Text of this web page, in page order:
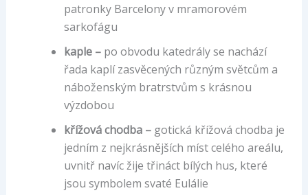
patronky Barcelony v mramorovém
sarkofágu
kaple – po obvodu katedrály se nachází
řada kaplí zasvěcených různým světcům a
náboženským bratrstvům s krásnou
výzdobou
křížová chodba – gotická křížová chodba je
jedním z nejkrásnějších míst celého areálu,
uvnitř navíc žije třináct bílých hus, které
jsou symbolem svaté Eulálie